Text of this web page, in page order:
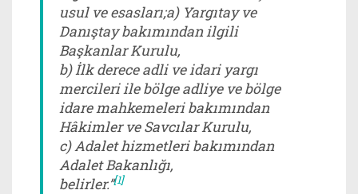
usul ve esasları;a) Yargıtay ve
Danıştay bakımından ilgili
Başkanlar Kurulu,
b) İlk derece adli ve idari yargı
mercileri ile bölge adliye ve bölge
idare mahkemeleri bakımından
Hâkimler ve Savcılar Kurulu,
c) Adalet hizmetleri bakımından
Adalet Bakanlığı,
belirler.”[1]